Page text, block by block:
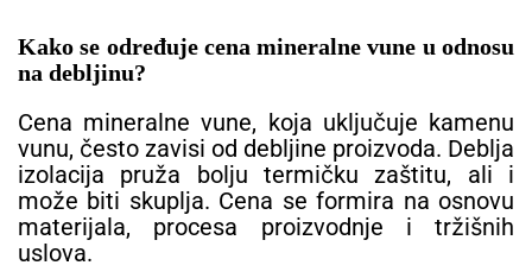
Kako se određuje cena mineralne vune u odnosu
na debljinu?
Cena mineralne vune, koja uključuje kamenu
vunu, često zavisi od debljine proizvoda. Deblja
izolacija pruža bolju termičku zaštitu, ali i
može biti skuplja. Cena se formira na osnovu
materijala, procesa proizvodnje i tržišnih
uslova.